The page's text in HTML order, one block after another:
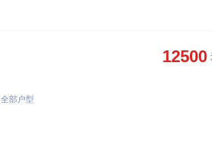
12500
全部户型